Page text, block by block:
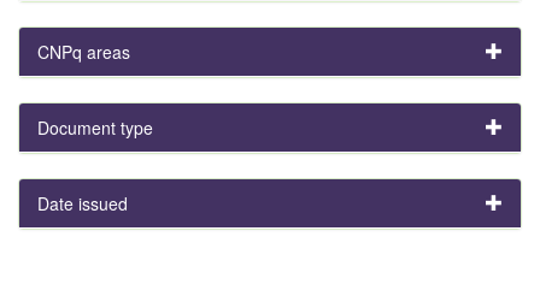
CNPq areas
Document type
Date issued